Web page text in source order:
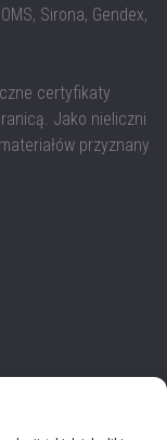
Sirona, Gendex,
certyfikaty
Jako nieliczni
przyznany